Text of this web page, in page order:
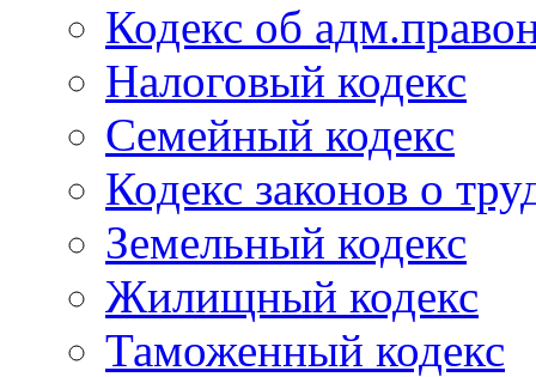
Кодекс об
Налоговый кодекс
Семейный кодекс
Кодекс законов о
Земельный кодекс
Жилищный кодекс
Таможенный кодекс